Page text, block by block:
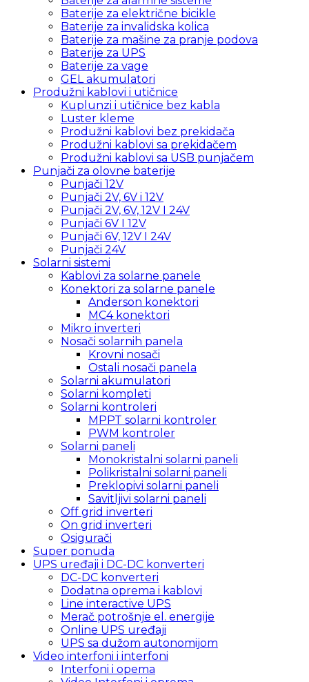
Baterije za električne bicikle
Baterije za invalidska kolica
Baterije za mašine za pranje podova
Baterije za UPS
Baterije za vage
GEL akumulatori
Produžni kablovi i utičnice
Kuplunzi i utičnice bez kabla
Luster kleme
Produžni kablovi bez prekidača
Produžni kablovi sa prekidačem
Produžni kablovi sa USB punjačem
Punjači za olovne baterije
Punjači 12V
Punjači 2V, 6V i 12V
Punjači 2V, 6V, 12V I 24V
Punjači 6V I 12V
Punjači 6V, 12V I 24V
Punjači 24V
Solarni sistemi
Kablovi za solarne panele
Konektori za solarne panele
Anderson konektori
MC4 konektori
Mikro inverteri
Nosači solarnih panela
Krovni nosači
Ostali nosači panela
Solarni akumulatori
Solarni kompleti
Solarni kontroleri
MPPT solarni kontroler
PWM kontroler
Solarni paneli
Monokristalni solarni paneli
Polikristalni solarni paneli
Preklopivi solarni paneli
Savitljivi solarni paneli
Off grid inverteri
On grid inverteri
Osigurači
Super ponuda
UPS uređaji i DC-DC konverteri
DC-DC konverteri
Dodatna oprema i kablovi
Line interactive UPS
Merač potrošnje el. energije
Online UPS uređaji
UPS sa dužom autonomijom
Video interfoni i interfoni
Interfoni i opema